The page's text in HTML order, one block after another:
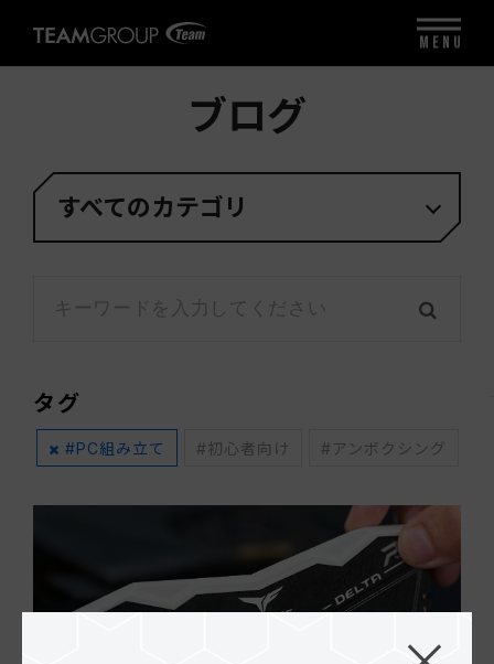
ブログ
すべてのカテゴリ
タグ
#PC組み立て #初心者向け #アンボクシング
MENU